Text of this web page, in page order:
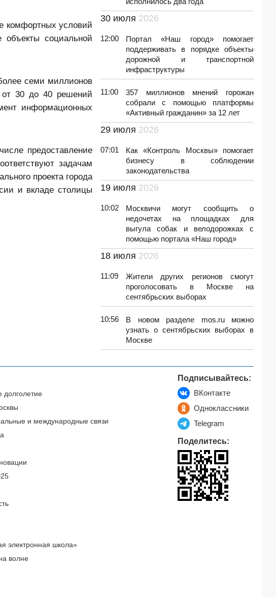
комфортных условий
социальной
семи миллионов
от 30 до 40 решений
информационных
предоставление
задачам
проекта города
и вкладе столицы
30 июля 2026
12:00
Портал «Наш город» помогает
поддерживать в порядке объекты
дорожной и транспортной
инфраструктуры
11:00
357 миллионов мнений горожан
собрали с помощью платформы
«Активный гражданин» за 12 лет
29 июля 2026
07:01
Как «Контроль Москвы» помогает
бизнесу в соблюдении
законодательства
19 июля 2026
10:02
Москвичи могут сообщить о
недочетах на площадках для
выгула собак и велодорожках с
помощью портала «Наш город»
18 июля 2026
11:09
Жители других регионов смогут
проголосовать в Москве на
сентябрьских выборах
10:56
В новом разделе mos.ru можно
узнать о сентябрьских выборах в
Москве
долголетие
и международные связи
электронная школа»
волне
Подписывайтесь:
ВКонтакте
Одноклассники
Telegram
Поделитесь: